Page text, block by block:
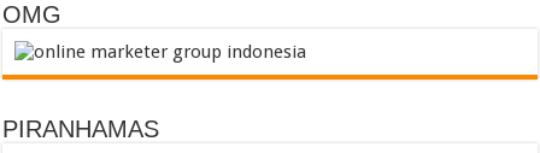
OMG
PIRANHAMAS